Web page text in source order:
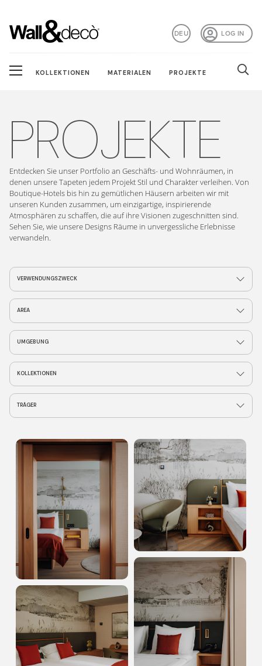
LOG IN
DEU
KOLLEKTIONEN MATERIALEN PROJEKTE
PROJEKTE
Entdecken Sie unser Portfolio an Geschäfts- und Wohnräumen, in
denen unsere Tapeten jedem Projekt Stil und Charakter verleihen. Von
Boutique-Hotels bis hin zu gemütlichen Häusern arbeiten wir mit
unseren Kunden zusammen, um einzigartige, inspirierende
Atmosphären zu schaffen, die auf ihre Visionen zugeschnitten sind.
Sehen Sie, wie unsere Designs Räume in unvergessliche Erlebnisse
verwandeln.
VERWENDUNGSZWECK
AREA
UMGEBUNG
KOLLEKTIONEN
TRÄGER